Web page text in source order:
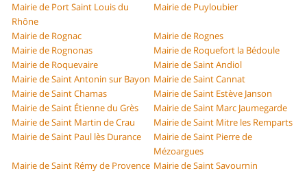
Mairie de Port Saint Louis du
Rhône
Mairie de Puyloubier
Mairie de Rognac
Mairie de Rognes
Mairie de Rognonas
Mairie de Roquefort la Bédoule
Mairie de Roquevaire
Mairie de Saint Andiol
Mairie de Saint Antonin sur Bayon Mairie de Saint Cannat
Mairie de Saint Chamas
Mairie de Saint Estève Janson
Mairie de Saint Étienne du Grès
Mairie de Saint Marc Jaumegarde
Mairie de Saint Martin de Crau
Mairie de Saint Mitre les Remparts
Mairie de Saint Paul lès Durance
Mairie de Saint Pierre de
Mézoargues
Mairie de Saint Rémy de Provence Mairie de Saint Savournin